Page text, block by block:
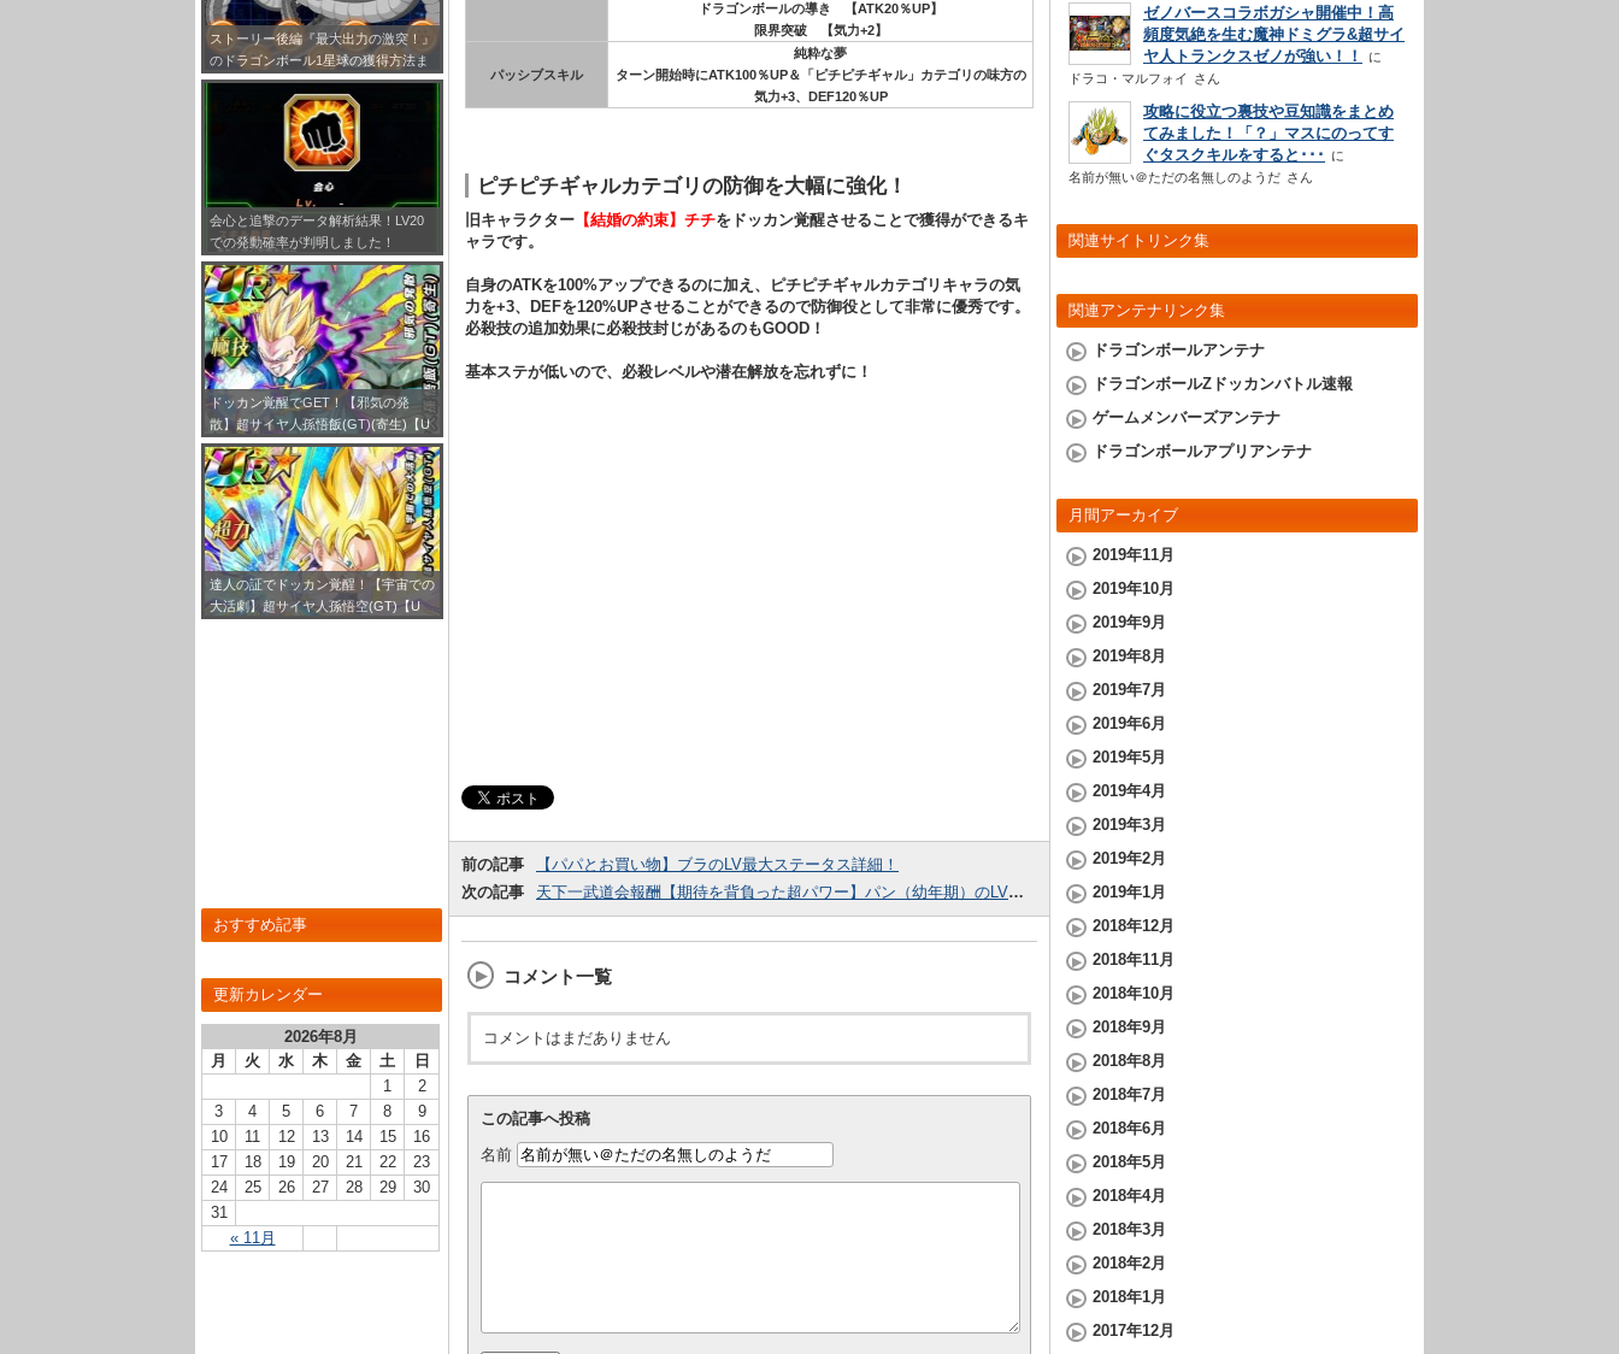
ストーリー後編『最大出力の激突！』
のドラゴンボール1星球の獲得方法ま
とめ！
会心と追撃のデータ解析結果！LV20
での発動確率が判明しました！
ドッカン覚醒でGET！【邪気の発
散】超サイヤ人孫悟飯(GT)(寄生)【U
R】のLV最大ステータスが判明しまし
た！
達人の証でドッカン覚醒！【宇宙での
大活劇】超サイヤ人孫悟空(GT)【U
おすすめ記事
更新カレンダー
2026年8月
月
火 水 木 金 土 日
« 11月
1
2
3
4 5 6 7 8
9
10
11 12 13 14 15
16
17
18 19 20 21 22
23
24
25 26 27 28 29
30
31
ドラゴンボールの導き 【ATK20％UP】
限界突破 【気力+2】
パッシブスキル
純粋な夢
ターン開始時にATK100％UP＆「ピチピチギャル」カテゴリの味方の
気力+3、DEF120％UP
ピチピチギャルカテゴリの防御を大幅に強化！
旧キャラクター 【結婚の約束】チチをドッカン覚醒させることで獲得ができるキ
ャラです。
自身のATKを100%アップできるのに加え、ピチピチギャルカテゴリキャラの気
力を+3、DEFを120%UPさせることができるので防御役として非常に優秀です。
必殺技の追加効果に必殺技封じがあるのもGOOD！
基本ステが低いので、必殺レベルや潜在解放を忘れずに！
前の記事
【パパとお買い物】ブラのLV最大ステータス詳細！
次の記事
天下一武道会報酬【期待を背負った超パワー】パン（幼年期）のLV最大ステータス詳細！
コメント一覧
コメントはまだありません
この記事へ投稿
名前
ゼノバースコラボガシャ開催中！高
頻度気絶を生む魔神ドミグラ&超サイ
ヤ人トランクスゼノが強い！！
ドラコ・マルフォイ さん
攻略に役立つ裏技や豆知識をまとめ
てみました！「？」マスにのってす
ぐタスクキルをすると･･･
名前が無い＠ただの名無しのようだ さん
関連サイトリンク集
関連アンテナリンク集
ドラゴンボールアンテナ
ドラゴンボールZドッカンバトル速報
ゲームメンバーズアンテナ
ドラゴンボールアプリアンテナ
月間アーカイブ
2019年11月
2019年10月
2019年9月
2019年8月
2019年7月
2019年6月
2019年5月
2019年4月
2019年3月
2019年2月
2019年1月
2018年12月
2018年11月
2018年10月
2018年9月
2018年8月
2018年7月
2018年6月
2018年5月
2018年4月
2018年3月
2018年2月
2018年1月
2017年12月